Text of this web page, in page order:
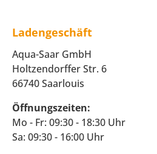
Ladengeschäft
Aqua-Saar GmbH
Holtzendorffer Str. 6
66740 Saarlouis
Öffnungszeiten:
Mo - Fr: 09:30 - 18:30 Uhr
Sa: 09:30 - 16:00 Uhr